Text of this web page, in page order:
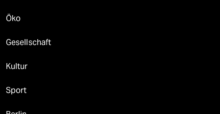
Öko
Gesellschaft
Kultur
Sport